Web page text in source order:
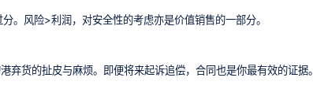
。风险>利润，对安全性的考虑亦是价值销售的一部分。
货的扯皮与麻烦。即便将来起诉追偿，合同也是你最有效的证据。